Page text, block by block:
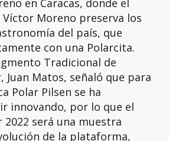
en Caracas, donde el
Moreno preserva los
del país, que
con una Polarcita.
Tradicional de
Juan Matos, señaló que para
Polar Pilsen se ha
innovando, por lo que el
2022 será una muestra
de la plataforma,